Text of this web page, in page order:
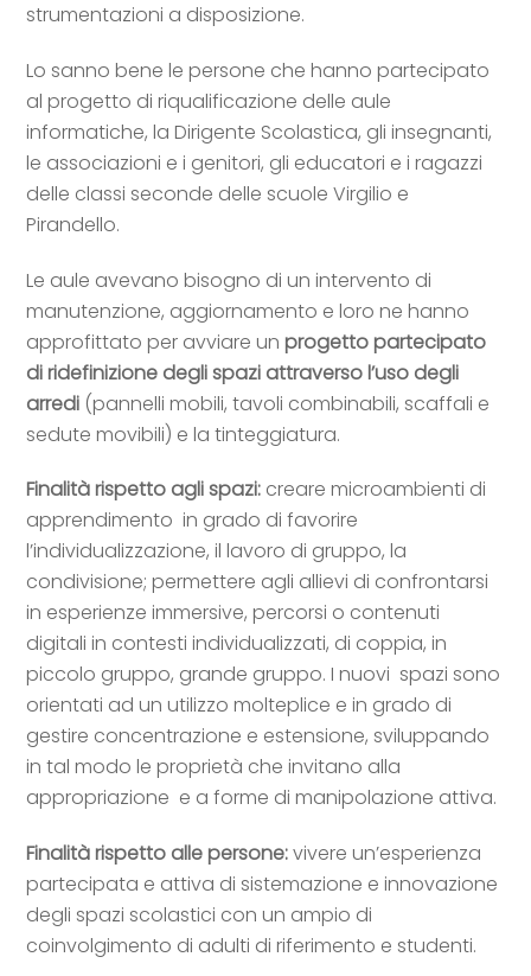
strumentazioni a disposizione.
Lo sanno bene le persone che hanno partecipato
al progetto di riqualificazione delle aule
informatiche, la Dirigente Scolastica, gli insegnanti,
le associazioni e i genitori, gli educatori e i ragazzi
delle classi seconde delle scuole Virgilio e
Pirandello.
Le aule avevano bisogno di un intervento di
manutenzione, aggiornamento e loro ne hanno
approfittato per avviare unprogetto partecipato
di ridefinizione degli spazi attraverso l’uso degli
arredi (pannelli mobili, tavoli combinabili, scaffali e
sedute movibili) e la tinteggiatura.
Finalità rispetto agli spazi: creare microambienti di
apprendimento in grado di favorire
l’individualizzazione, il lavoro di gruppo, la
condivisione; permettere agli allievi di confrontarsi
in esperienze immersive, percorsi o contenuti
digitali in contesti individualizzati, di coppia, in
piccolo gruppo, grande gruppo. I nuovi spazi sono
orientati ad un utilizzo molteplice e in grado di
gestire concentrazione e estensione, sviluppando
in tal modo le proprietà che invitano alla
appropriazione e a forme di manipolazione attiva.
Finalità rispetto alle persone:vivere un’esperienza
partecipata e attiva di sistemazione e innovazione
degli spazi scolastici con un ampio di
coinvolgimento di adulti di riferimento e studenti.